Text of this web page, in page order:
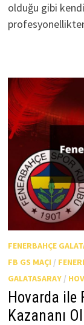
olduğu gibi
FENERBAHÇE
FB GS MAÇI /
GALATASARAY/
Hovarda ile
Kazananı